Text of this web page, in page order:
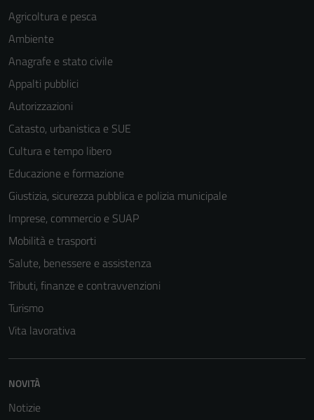
Agricoltura e pesca
Ambiente
Anagrafe e stato civile
Appalti pubblici
Autorizzazioni
Catasto, urbanistica e SUE
Cultura e tempo libero
Educazione e formazione
Giustizia, sicurezza pubblica e polizia municipale
Imprese, commercio e SUAP
Mobilità e trasporti
Salute, benessere e assistenza
Tributi, finanze e contravvenzioni
Turismo
Vita lavorativa
NOVITÀ
Notizie
possono